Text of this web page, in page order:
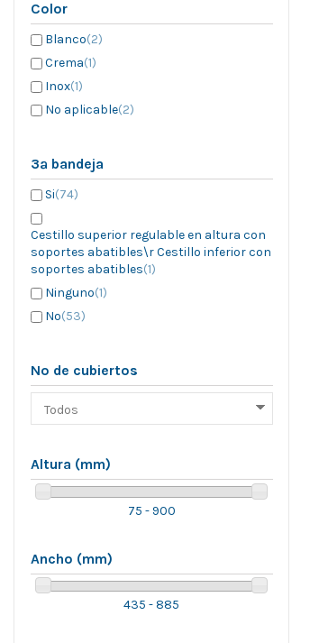
Color
Blanco(2)
Crema(1)
Inox(1)
No aplicable(2)
3ª bandeja
Si(74)
Cestillo superior regulable en altura con
soportes abatibles\r Cestillo inferior con
soportes abatibles(1)
Ninguno(1)
No(53)
Nº de cubiertos
Altura (mm)
75 - 900
Ancho (mm)
435 - 885